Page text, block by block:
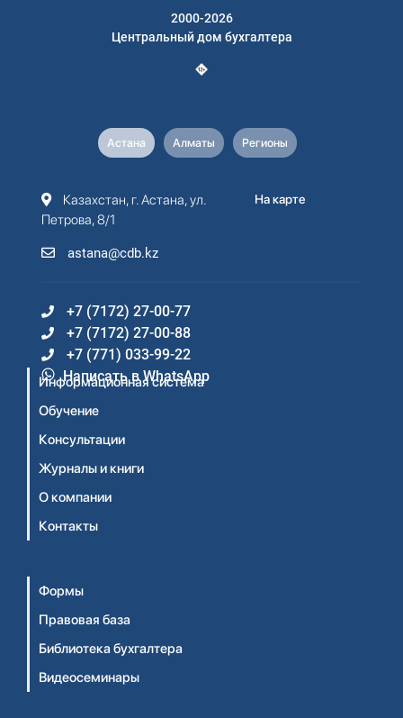
2000-2026
Центральный дом бухгалтера
Астана Алматы Регионы
Казахстан, г. Астана, ул.
Петрова, 8/1
astana@cdb.kz
На карте
+7 (7172) 27-00-77
+7 (7172) 27-00-88
+7 (771) 033-99-22
Написать в WhatsApp
Информационная система
Обучение
Консультации
Журналы и книги
О компании
Контакты
Формы
Правовая база
Библиотека бухгалтера
Видеосеминары